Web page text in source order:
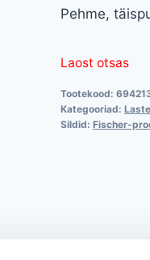
Pehme,
Laost otsas
Tootekood:
Kategooriad:
Sildid: Fischer-